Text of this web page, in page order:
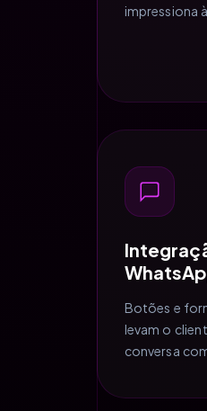
impressiona
Botões e
levam o
conversa